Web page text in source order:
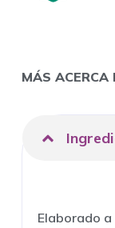
MÁS ACERCA
Elaborado